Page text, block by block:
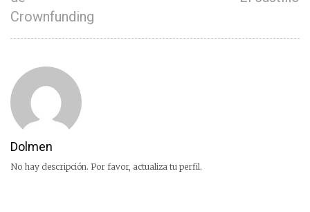
Crownfunding
Dolmen
No hay descripción. Por favor, actualiza tu perfil.